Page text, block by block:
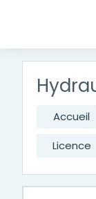
Accueil
Licence